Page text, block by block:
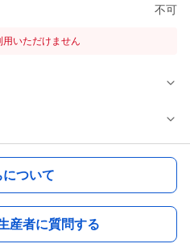
不可
いただけません
ついて
産者に質問する